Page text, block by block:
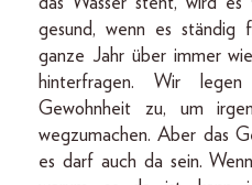
gesund, wenn es ständig
ganze Jahr über immer
hinterfragen. Wir
Gewohnheit zu, um
wegzumachen. Aber das
es darf auch da sein.